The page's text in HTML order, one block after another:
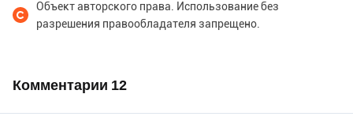
Объект авторского права. Использование без
разрешения правообладателя запрещено.
Комментарии 12